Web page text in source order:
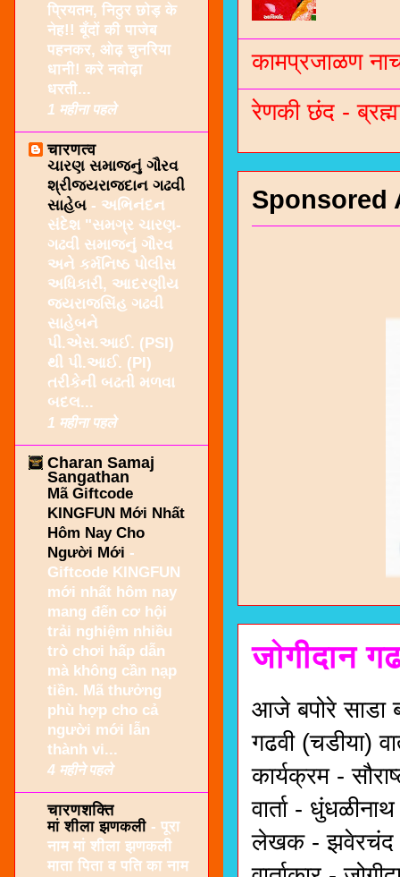
कामप्रजाळण
रेणकी छंद -
Sponsored
जोगीदान
आजे बपोरे साडा
गढवी (चडीया)
कार्यक्रम -
वार्ता -
लेखक - झवेरचंद
प्रियतम, निठुर छोड़ के
नेह!! बूँदों की पाजेब
पहनकर, ओढ़ चुनरिया
धानी! करे नवोढ़ा
धरती...
1 महीना पहले
चारणत्व
ચારણ સમાજનું ગૌરવ
શ્રીજયરાજદાન ગઢવી
સાહેબ - અભિનંદન
સંદેશ "સમગ્ર ચારણ-
ગઢવી સમાજનું ગૌરવ
અને કર્મનિષ્ઠ પોલીસ
અધિકારી, આદરણીય
જયરાજસિંહ ગઢવી
સાહેબને
પી.એસ.આઈ. (PSI)
થી પી.આઈ. (PI)
તરીકેની બઢતી મળવા
બદલ...
1 महीना पहले
Charan Samaj
Sangathan
Mã Giftcode
KINGFUN Mới Nhất
Hôm Nay Cho
Người Mới -
Giftcode KINGFUN
mới nhất hôm nay
mang đến cơ hội
trải nghiệm nhiều
trò chơi hấp dẫn
mà không cần nạp
tiền. Mã thưởng
phù hợp cho cả
người mới lẫn
thành vi...
4 महीने पहले
चारणशक्ति
मां शीला झणकली - पूरा
नाम मां शीला झणकली
माता पिता व पति का नाम